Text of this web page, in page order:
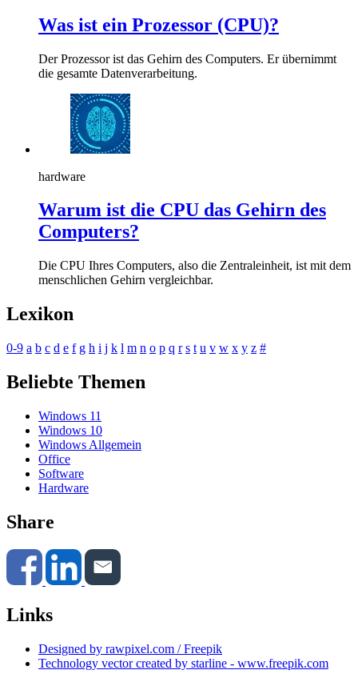
Was ist ein Prozessor (CPU)?
Der Prozessor ist das Gehirn des Computers. Er übernimmt
die gesamte Datenverarbeitung.
hardware
Warum ist die CPU das Gehirn des
Computers?
Die CPU Ihres Computers, also die Zentraleinheit, ist mit dem
menschlichen Gehirn vergleichbar.
Lexikon
0-9 a b c d e f g h i j k l m n o p q r s t u v w x y z #
Beliebte Themen
Windows 11
Windows 10
Windows Allgemein
Office
Software
Hardware
Share
Links
Designed by rawpixel.com / Freepik
Technology vector created by starline - www.freepik.com